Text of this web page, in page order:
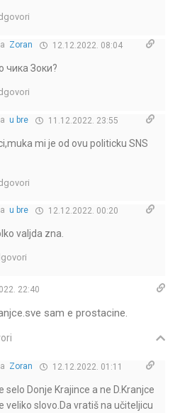
Zoran 12.12.2022. 08:04
чика Зоки?
u bre 11.12.2022. 23:55
mi je od ovu politicku SNS
u bre 12.12.2022. 00:20
valjda zna.
22:40
sam e prostacine.
Zoran 12.12.2022. 01:11
selo Donje Krajince a ne D.Kranjce
veliko slovo.Da vratiš na učiteljicu